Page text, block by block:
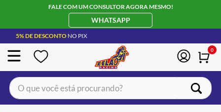
FALE COM UM CONSULTOR AGORA MESMO!
WHATSAPP
5% DE DESCONTO NO PIX
0
O que você está procurando?